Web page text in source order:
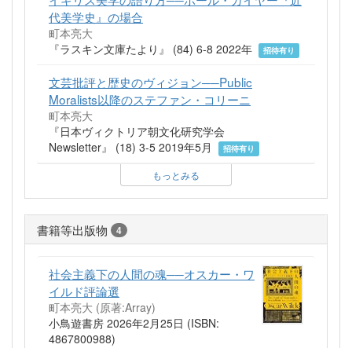
代美学史』の場合
町本亮大
『ラスキン文庫たより』 (84) 6-8 2022年
招待有り
文芸批評と歴史のヴィジョン──Public
Moralists以降のステファン・コリーニ
町本亮大
『日本ヴィクトリア朝文化研究学会
Newsletter』 (18) 3-5 2019年5月
招待有り
もっとみる
書籍等出版物 4
社会主義下の人間の魂──オスカー・ワ
イルド評論選
町本亮大 (原著:Array)
小鳥遊書房 2026年2月25日 (ISBN:
4867800988)